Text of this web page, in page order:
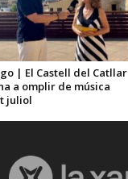
| El Castell del Catllar
a omplir de música
juliol